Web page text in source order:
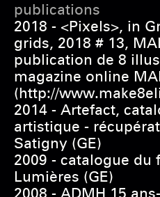
publications
2018 - <Pixels>, in
grids, 2018 # 13,
publication de 8
magazine online
(http://
2014 - Artefact,
artistique -
Satigny (GE)
2009 - catalogue du
Lumières (GE)